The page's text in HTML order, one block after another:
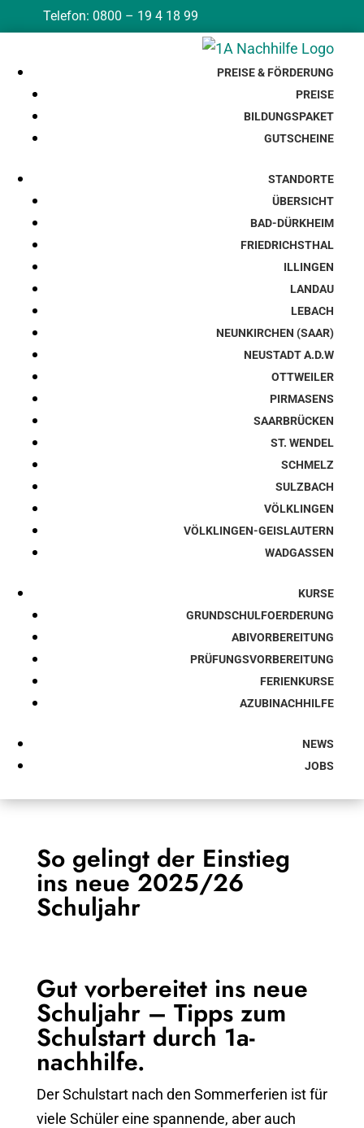
Telefon: 0800 – 19 4 18 99
PREISE & FÖRDERUNG
PREISE
BILDUNGSPAKET
GUTSCHEINE
STANDORTE
ÜBERSICHT
BAD-DÜRKHEIM
FRIEDRICHSTHAL
ILLINGEN
LANDAU
LEBACH
NEUNKIRCHEN (SAAR)
NEUSTADT A.D.W
OTTWEILER
PIRMASENS
SAARBRÜCKEN
ST. WENDEL
SCHMELZ
SULZBACH
VÖLKLINGEN
VÖLKLINGEN-GEISLAUTERN
WADGASSEN
KURSE
GRUNDSCHULFOERDERUNG
ABIVORBEREITUNG
PRÜFUNGSVORBEREITUNG
FERIENKURSE
AZUBINACHHILFE
NEWS
JOBS
So gelingt der Einstieg
ins neue 2025/26
Schuljahr
Gut vorbereitet ins neue
Schuljahr – Tipps zum
Schulstart durch 1a-
nachhilfe.
Der Schulstart nach den Sommerferien ist für
viele Schüler eine spannende, aber auch